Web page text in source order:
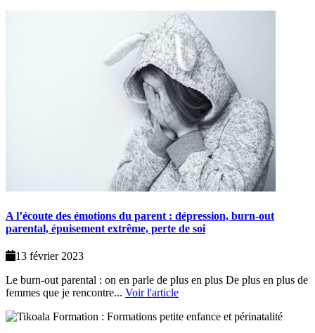
A l’écoute des émotions du parent : dépression, burn-out
parental, épuisement extrême, perte de soi
13 février 2023
Le burn-out parental : on en parle de plus en plus De plus en plus de
femmes que je rencontre... Voir l'article